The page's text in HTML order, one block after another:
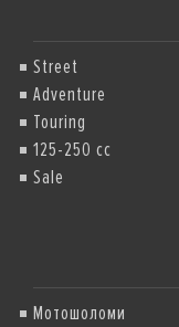
Street
Adventure
Touring
125-250 cc
Sale
Мотошоломи